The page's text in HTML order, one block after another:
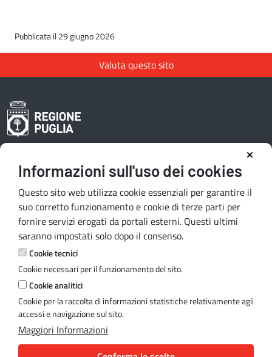
Informazioni sull'uso dei cookies
Questo sito web utilizza cookie essenziali per garantire il
suo corretto funzionamento e cookie di terze parti per
fornire servizi erogati da portali esterni. Questi ultimi
saranno impostati solo dopo il consenso.
Cookie tecnici
Cookie necessari per il funzionamento del sito.
Cookie analitici
Cookie per la raccolta di informazioni statistiche relativamente agli
accessi e navigazione sul sito.
Maggiori Informazioni
Pubblicata il 29 giugno 2026
Valuta questo sito
Area riservata redattori
Contatti e indirizzi
Lungomare N. Sauro, 33 - 70121 Bari
Via G. Gentile, 52 - 70126 Bari
Mail:quiregione@regione.puglia.it
PEC:serviziourp.regione@pec.rupar.puglia.it
Note legali